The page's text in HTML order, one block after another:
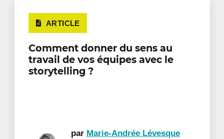
ARTICLE
Comment donner du sens au
travail de vos équipes avec le
storytelling ?
par Marie-Andrée Lévesque